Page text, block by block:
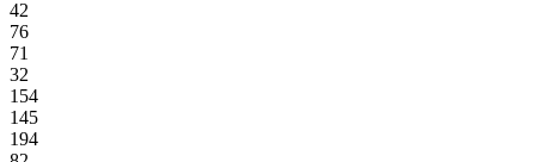
42
76
71
32
154
145
194